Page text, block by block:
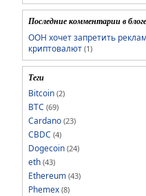
альткоин ,биткойн,криптобиржа
Последние комментарии в блоге
ООН хочет запретить
криптовалют (1)
Теги
Bitcoin (2)
BTC (69)
Cardano (23)
CBDC (4)
Dogecoin (24)
eth (43)
Ethereum (43)
Phemex (8)